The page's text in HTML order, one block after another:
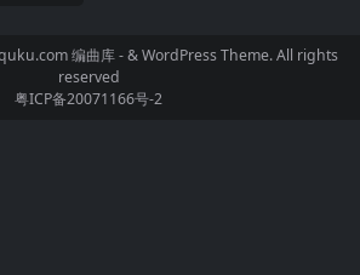
编曲库- & WordPress Theme. All rights
reserved
粤ICP备20071166号-2